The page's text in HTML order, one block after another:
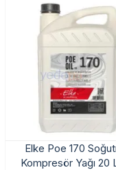
Elke Poe 170
Kompresör Yağı 20